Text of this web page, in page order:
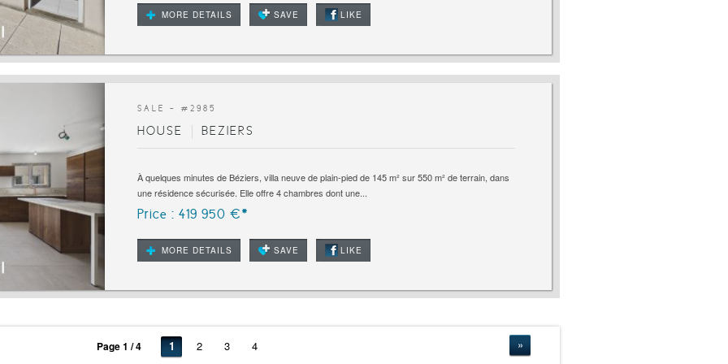
MORE DETAILS SAVE LIKE
SALE - # 2985
HOUSE BEZIERS
À quelques minutes de Béziers, villa neuve de plain-pied de 145 m² sur 550 m² de terrain, dans
une résidence sécurisée. Elle offre 4 chambres dont une...
Price : 419 950 €*
MORE DETAILS SAVE LIKE
»
Page 1 / 4 1 2 3 4